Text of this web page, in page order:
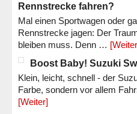
Rennstrecke fahren?
Mal einen Sportwagen oder
Rennstrecke jagen: Der
bleiben muss. Denn …
Boost Baby! Suzuki
Klein, leicht, schnell - der
Farbe, sondern vor allem
[Weiter]